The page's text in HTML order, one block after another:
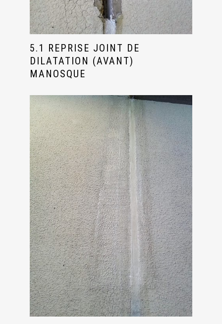
5.1 REPRISE JOINT DE
DILATATION (AVANT)
MANOSQUE